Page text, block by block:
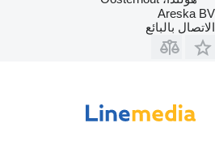
Areska BV
الاتصال بالبائع